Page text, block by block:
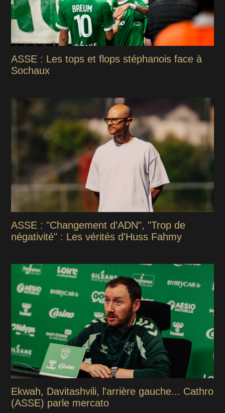
ASSE : Les tops et flops stéphanois face à
Sochaux
ASSE : "Changement d’ADN", "Trop de
négativité" : Les vérités d'Huss Fahmy
Ekwah, Davitashvili, l'arrière gauche... Cathro
(ASSE) parle mercato